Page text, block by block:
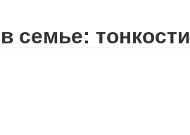
семье: тонкости